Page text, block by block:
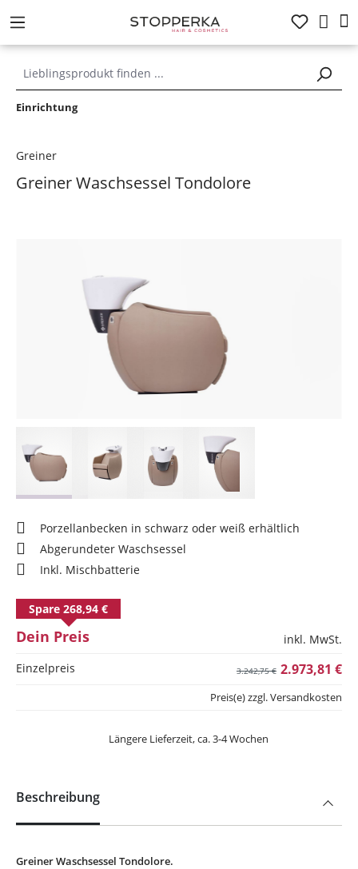
springen
Einrichtung
Greiner Waschsessel Tondolore
Greiner
Porzellanbecken in schwarz oder weiß erhältlich
Abgerundeter Waschsessel
Inkl. Mischbatterie
Dein Preis
inkl. MwSt.
Einzelpreis
2.973,81 €
3.242,75 €
Spare 268,94 €
Längere Lieferzeit, ca. 3-4 Wochen
Preis(e) zzgl. Versandkosten
Beschreibung
Greiner Waschsessel Tondolore.